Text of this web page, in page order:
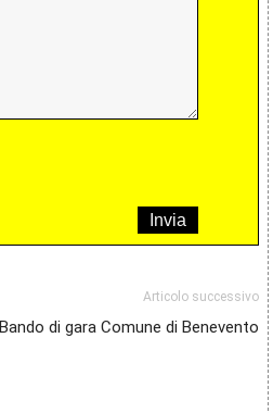
Articolo successivo
Bando di gara Comune di Benevento